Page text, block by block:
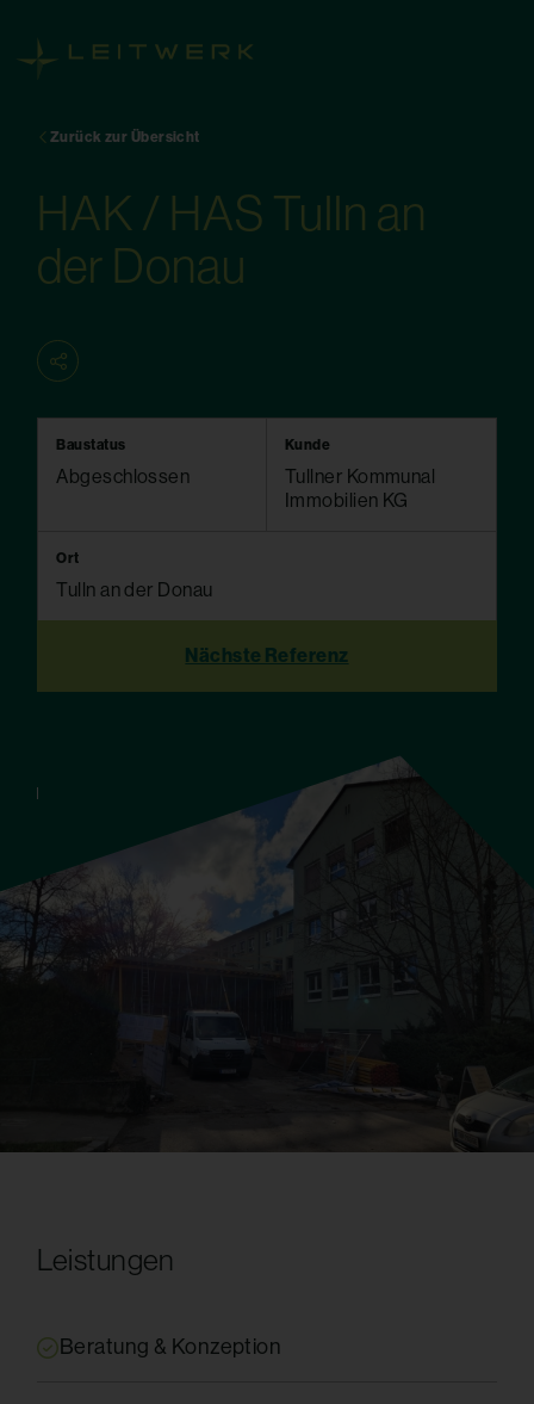
Zurück zur Übersicht
HAK / HAS Tulln an
der Donau
Ort
Tulln an der Donau
Baustatus
Abgeschlossen
Kunde
Tullner Kommunal
Immobilien KG
Nächste Referenz
Leistungen
Beratung & Konzeption